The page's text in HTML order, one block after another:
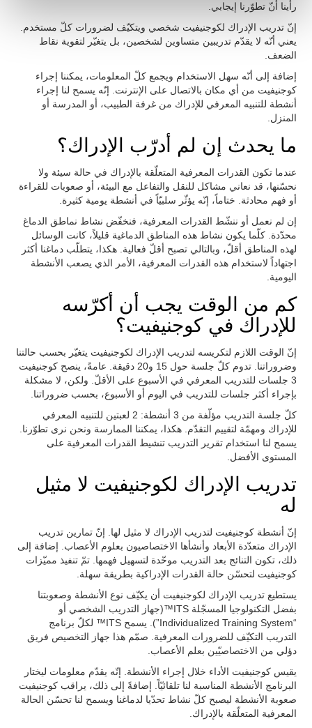
رأينا أنّ تطوّرنا إيجابي.
إنّ تدريب الإدراك لكوجنيفيت شخصي ويتكيّف لضرورات كلّ مستخدم.
يعني أنّه لا يقدّم تدريبين متساوين لشخصين، بل يتغيّر لتقوية نقاط
الضعف.
إضافة إلى أنّه سهل الاستخدام ويجمع كلّ المعلومات، يمكننا إجراء
كوجنيفيت من أي مكان بالاتصال على الإنترنت. إنّه يسمح لنا إجراء
أنشطة للتنبيه المعرفي للإدراك من غرفة الطبيب، أو المدرسة أو
المنزل.
ما يحدث إن لم أدرّب الإدراك؟
عندما تكون القدرات المعرفية المتعلّقة بالإدراك في حالة سيئة ولا
نحسّنها، قد نعاني مشاكل للنقل والتفاعل مع البيئة، أو صعوبات للقراءة
أو فهم محادثة. ختاماً، إنّه يؤثّر سلبيّاً في أنشطة يومية كثيرة.
إن لم نعمل أو ننشّط القدرات المعرفية، فنخفّض نشاط نماطق الدماغ
محدّدة. كلّما يكون نشاط هذه المناطق الدماغية قليلاً، كانت الوسائل
لهذه المناطق أقلّ، وبالتالي تصبح أقلّ فعالية. هكذا، يتطلّب دماغنا أكثر
اجتهاداً لاستخدام هذه القدرات المعرفية، الأمر الذي يصعب الأنشطة
اليومية.
كم من الوقت يجب أن أكرّسه
للإدراك في كوجنيفيت؟
إنّ الوقت اللازم لتكريسه لتدريب الإدراك لكوجنيفيت يتغيّر بحسب حالتنا
وضروراتنا. تدوم كلّ جلسة حول 15 و20 دقيقة. عامةً، ينصح كوجنيفيت
3 جلسات للتدريب المعرفي في الأسبوع على الأقلّ. ولكن، لا مشكلة
بإجراء أكثر جلسات للتدريب في اليوم أو الأسبوع، بحسب ضروراتنا.
كلّ جلسة التدريب مؤلّفة من 3 أنشطة: 2 لعبتين للتنبيه المعرفي
للإدراك ومهمّة لتقييم التقدّم. هكذا، يمكننا الممارسة ونحن نرى تطوّرنا.
يسمح لنا استخدام تقرير التدريب تنشيط القدرات المعرفية على
المستوى الأفضل.
تدريب الإدراك لكوجنيفيت لا مثيل
له
إنّ أنشطة كوجنيفيت لتدريب الإدراك لا مثيل لها. إنّ تمارين تدريب
الإدراك متعدّدة الأبعاد وأنشأها الاختصاصيون بعلوم الأعصاب. إضافة إلى
ذلك، تكون التنائج بعد التدريب موحّدة لتسهيل فهمها. تمّ تنفيذ مميّزات
كوجنيفيت لتحسّن حالة القدرات الإدراكية بطريقة سهلة.
يستطيع تدريب الإدراك لكوجنيفيت أن يكيّف نوع الأنشطة وصعوبتنا
بفضل التكنولوجيا المسجّلة ITS™(جهاز التدريب الشخصي أو
“Individualized Training System”). يسمح ITS™ لكلّ برنامج
التدريب التكيّف للضرورات المعرفية. صمّم هذا جهاز التخصيص فريق
دؤلي من الاختصاصيّين بعلم الأعصاب.
يقيس كوجنيفيت الأداء خلال إجراء الأنشطة. إنّه يقدّم معلومات ليختار
البرنامج الأنشطة المناسبة لنا تلقائيّاً. إضافةً إلى ذلك، يراقب كوجنيفيت
صعوبة الأنشطة ليصبح كلّ نشاط تحدّيا لدماغنا ويسمح لنا تحسّن الحالة
المعرفية المتعلّقة بالإدراك.